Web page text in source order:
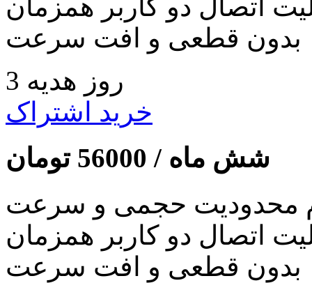
اتصال دو کاربر همزمان
بدون قطعی و افت سرعت
3 روز هدیه
خرید اشتراک
شش ماه / 56000 تومان
محدودیت حجمی و سرعت
اتصال دو کاربر همزمان
بدون قطعی و افت سرعت